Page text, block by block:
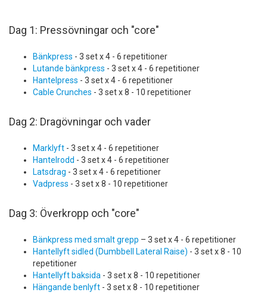
Dag 1: Pressövningar och "core"
Bänkpress - 3 set x 4 - 6 repetitioner
Lutande bänkpress - 3 set x 4 - 6 repetitioner
Hantelpress - 3 set x 4 - 6 repetitioner
Cable Crunches - 3 set x 8 - 10 repetitioner
Dag 2: Dragövningar och vader
Marklyft - 3 set x 4 - 6 repetitioner
Hantelrodd - 3 set x 4 - 6 repetitioner
Latsdrag - 3 set x 4 - 6 repetitioner
Vadpress - 3 set x 8 - 10 repetitioner
Dag 3: Överkropp och "core"
Bänkpress med smalt grepp – 3 set x 4 - 6 repetitioner
Hantellyft sidled (Dumbbell Lateral Raise) - 3 set x 8 - 10
repetitioner
Hantellyft baksida - 3 set x 8 - 10 repetitioner
Hängande benlyft - 3 set x 8 - 10 repetitioner